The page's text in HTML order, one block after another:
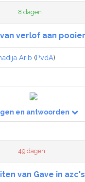
8 dagen
verlof aan
Arib (PvdA)
en antwoorden
49 dagen
van Gave in